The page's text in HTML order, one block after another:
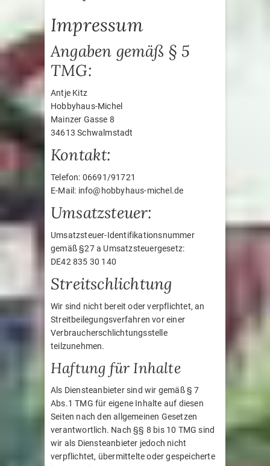
Impressum
Angaben gemäß § 5
TMG:
Antje Kitz
Hobbyhaus-Michel
Mainzer Gasse 8
34613 Schwalmstadt
Kontakt:
Telefon: 06691/91721
E-Mail: info@hobbyhaus-michel.de
Umsatzsteuer:
Umsatzsteuer-Identifikationsnummer
gemäß §27 a Umsatzsteuergesetz:
DE42 835 30 140
Streitschlichtung
Wir sind nicht bereit oder verpflichtet, an
Streitbeilegungsverfahren vor einer
Verbraucherschlichtungsstelle
teilzunehmen.
Haftung für Inhalte
Als Diensteanbieter sind wir gemäß § 7
Abs.1 TMG für eigene Inhalte auf diesen
Seiten nach den allgemeinen Gesetzen
verantwortlich. Nach §§ 8 bis 10 TMG sind
wir als Diensteanbieter jedoch nicht
verpflichtet, übermittelte oder gespeicherte